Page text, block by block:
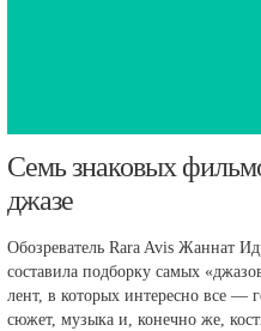
​Семь знаковых
джазе
Обозреватель Rara Avis Жаннат
составила подборку самых
лент, в которых интересно все —
сюжет, музыка и, конечно же,